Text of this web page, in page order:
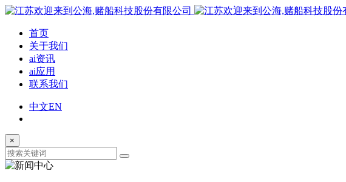
首页
关于我们
ai资讯
ai应用
联系我们
中文EN
×